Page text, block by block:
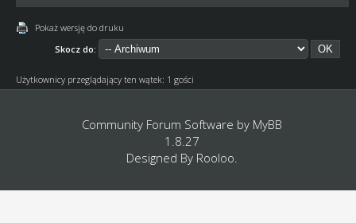
Pokaż wersję do druku
Skocz do:
Użytkownicy przeglądający ten wątek: 1 gości
Community Forum Software by MyBB
1.8.27
Designed By Rooloo